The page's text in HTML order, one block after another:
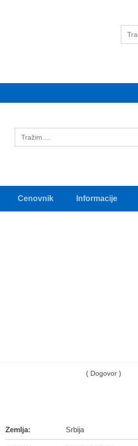
Cenovnik Informacije
( Dogovor )
Zemlja: Srbija